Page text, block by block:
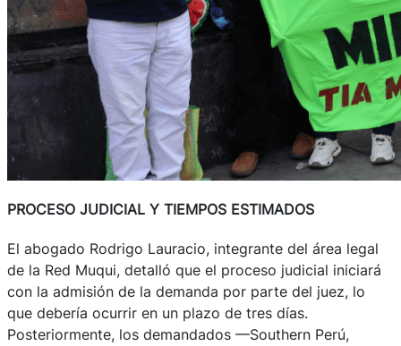
PROCESO JUDICIAL Y TIEMPOS ESTIMADOS
El abogado Rodrigo Lauracio, integrante del área legal
de la Red Muqui, detalló que el proceso judicial iniciará
con la admisión de la demanda por parte del juez, lo
que debería ocurrir en un plazo de tres días.
Posteriormente, los demandados —Southern Perú,